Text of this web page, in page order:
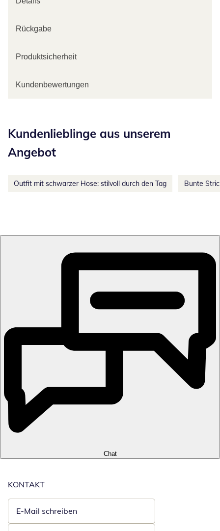
Rückgabe
Produktsicherheit
Kundenbewertungen
Kundenlieblinge aus unserem
Angebot
Outfit mit schwarzer Hose: stilvoll durch den Tag Bunte
Chat
KONTAKT
E-Mail schreiben
Öffnet E-Mail-Client